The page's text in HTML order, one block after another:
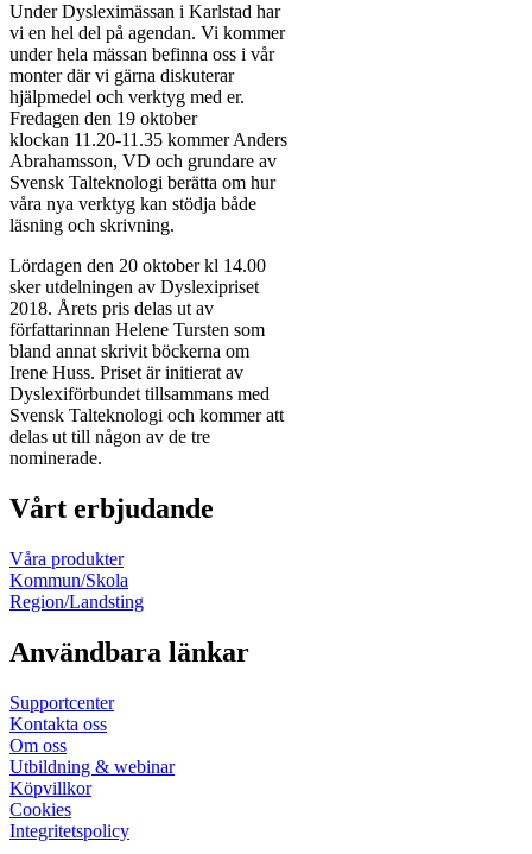
Under Dysleximässan i Karlstad har
vi en hel del på agendan. Vi kommer
under hela mässan befinna oss i vår
monter där vi gärna diskuterar
hjälpmedel och verktyg med er.
Fredagen den 19 oktober
klockan 11.20-11.35 kommer Anders
Abrahamsson, VD och grundare av
Svensk Talteknologi berätta om hur
våra nya verktyg kan stödja både
läsning och skrivning.
Lördagen den 20 oktober kl 14.00
sker utdelningen av Dyslexipriset
2018. Årets pris delas ut av
författarinnan Helene Tursten som
bland annat skrivit böckerna om
Irene Huss. Priset är initierat av
Dyslexiförbundet tillsammans med
Svensk Talteknologi och kommer att
delas ut till någon av de tre
nominerade.
Vårt erbjudande
Våra produkter
Kommun/Skola
Region/Landsting
Användbara länkar
Supportcenter
Kontakta oss
Om oss
Utbildning & webinar
Köpvillkor
Cookies
Integritetspolicy